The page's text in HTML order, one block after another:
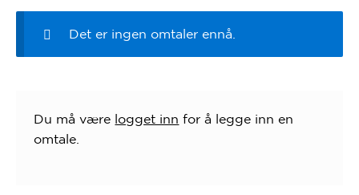
Det er ingen omtaler ennå.
Du må være logget inn for å legge inn en
omtale.